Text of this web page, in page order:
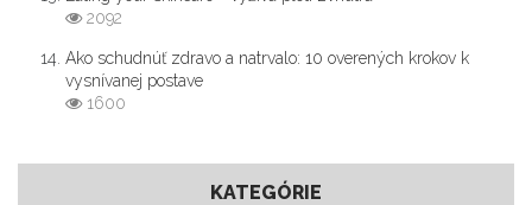
2092
Ako schudnúť zdravo a natrvalo: 10 overených krokov k
vysnívanej postave
1600
KATEGÓRIE